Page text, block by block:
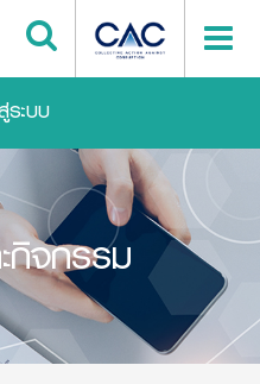
ระบบ
กิจกรรม